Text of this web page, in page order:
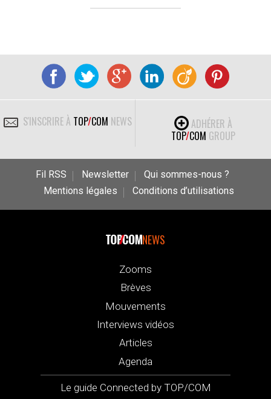
S'INSCRIRE À TOP/COM NEWS
ADHÉRER À
TOP/COM GROUP
Fil RSS Newsletter
Qui sommes-nous ?
Mentions légales
Conditions d’utilisations
NEWS
Zooms
Brèves
Mouvements
Interviews vidéos
Articles
Agenda
Le guide Connected by TOP/COM